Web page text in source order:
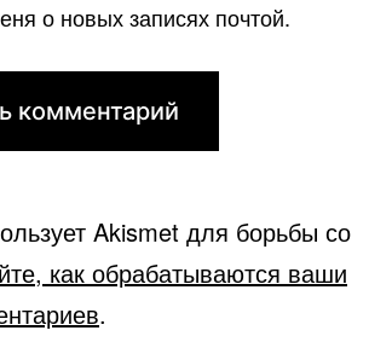
о новых записях почтой.
Akismet для борьбы со
как обрабатываются ваши
.